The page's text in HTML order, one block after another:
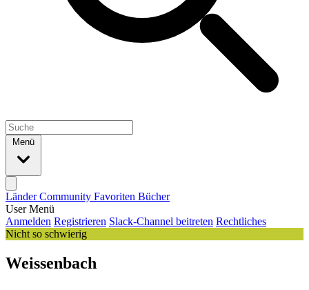
Menü
LänderCommunity Favoriten Bücher
User Menü
Anmelden Registrieren Slack-Channel beitreten Rechtliches
Nicht so schwierig
Weissenbach